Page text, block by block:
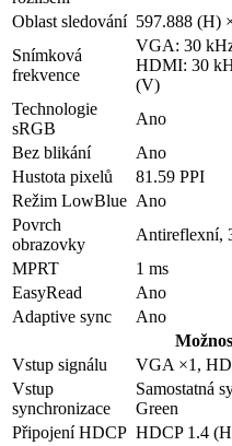
Oblast sledování 597.888 (H)
Snímková
frekvence
VGA: 30
HDMI: 30
(V)
Technologie
sRGB
Ano
Bez blikání
Ano
Hustota pixelů
81.59 PPI
Režim LowBlue Ano
Povrch
obrazovky
Antireflexní,
MPRT
1 ms
EasyRead
Ano
Adaptive sync
Ano
Vstup signálu
VGA ×1,
Vstup
synchronizace
Samostatná
Green
Připojení HDCP HDCP 1.4